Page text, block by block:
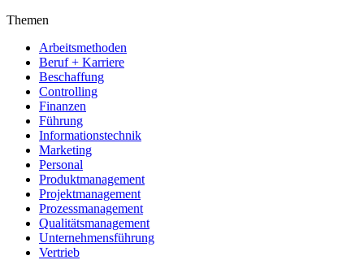
Themen
Arbeitsmethoden
Beruf + Karriere
Beschaffung
Controlling
Finanzen
Führung
Informationstechnik
Marketing
Personal
Produktmanagement
Projektmanagement
Prozessmanagement
Qualitätsmanagement
Unternehmensführung
Vertrieb